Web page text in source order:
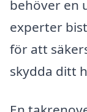
behöver en
experter
för att
skydda ditt